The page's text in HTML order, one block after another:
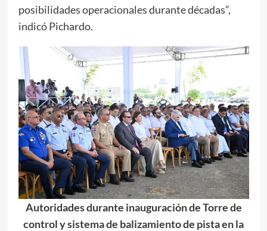
posibilidades operacionales durante décadas”,
indicó Pichardo.
Autoridades durante inauguración de Torre de
control y sistema de balizamiento de pista en la